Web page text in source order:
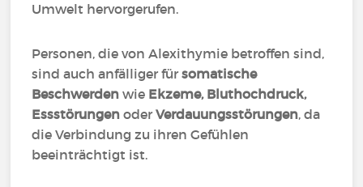
Umwelt hervorgerufen.
Personen, die von Alexithymie betroffen sind,
sind auch anfälliger fürsomatische
Beschwerdenwie Ekzeme, Bluthochdruck,
EssstörungenoderVerdauungsstörungen, da
die Verbindung zu ihren Gefühlen
beeinträchtigt ist.